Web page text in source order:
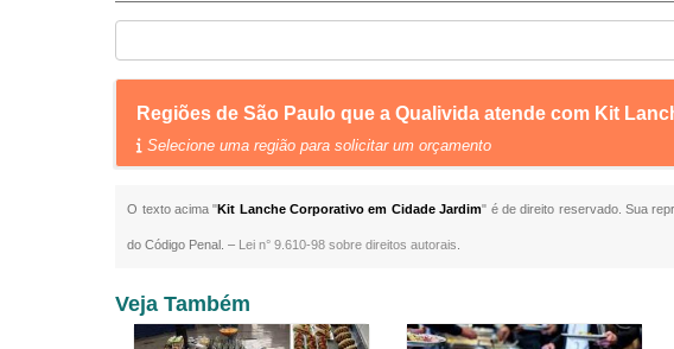
Regiões de São Paulo que a Qualivida atende com Kit
Selecione uma região para solicitar um orçamento
O texto acima "Kit Lanche Corporativo em Cidade Jardim" é de direito reservado. Sua
do Código Penal. – Lei n° 9.610-98 sobre direitos autorais
Veja Também